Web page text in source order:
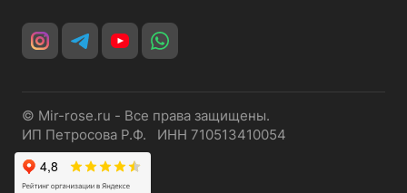
© Mir-rose.ru - Все права защищены.
ИП Петросова Р.Ф. ИНН 710513410054